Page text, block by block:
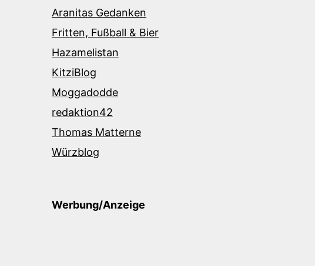
Aranitas Gedanken
Fritten, Fußball & Bier
Hazamelistan
KitziBlog
Moggadodde
redaktion42
Thomas Matterne
Würzblog
Werbung/Anzeige